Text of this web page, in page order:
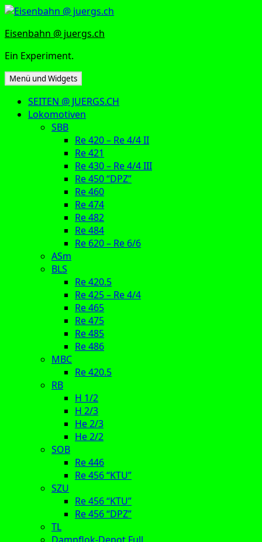
Zum
springen
Eisenbahn @ juergs.ch
Ein Experiment.
Menü und Widgets
SEITEN @ JUERGS.CH
Lokomotiven
SBB
Re 420 – Re 4/4 II
Re 421
Re 430 – Re 4/4 III
Re 450 “DPZ”
Re 460
Re 474
Re 482
Re 484
Re 620 – Re 6/6
ASm
BLS
Re 420.5
Re 425 – Re 4/4
Re 465
Re 475
Re 485
Re 486
MBC
Re 420.5
RB
H 1/2
H 2/3
He 2/3
He 2/2
SOB
Re 446
Re 456 “KTU”
SZU
Re 456 “KTU”
Re 456 “DPZ”
TL